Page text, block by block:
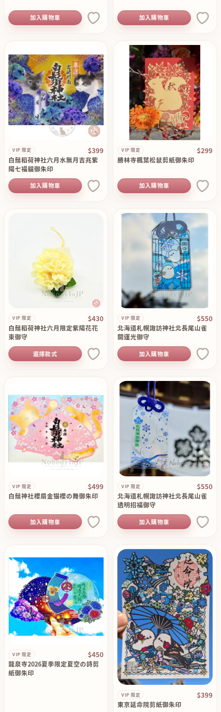
加入購物車 加入購物車
VIP 限定 $399
白鬚稻荷神社六月水無月吉兆紫
陽七福貓御朱印
加入購物車
VIP 限定 $299
勝林寺楓葉松鼠剪紙御朱印
加入購物車
VIP 限定 $430
白鬚稻荷神社六月限定紫陽花花
束御守
選擇款式
VIP 限定 $550
北海道札幌諏訪神社北長尾山雀
開運光御守
加入購物車
VIP 限定 $499
白鬚神社櫻扇金猫櫻の舞御朱印
加入購物車
VIP 限定 $550
北海道札幌諏訪神社北長尾山雀
透明招福御守
加入購物車
VIP 限定 $450
龍泉寺2026夏季限定夏空の詩剪
紙御朱印
VIP 限定 $399
東京延命院剪紙御朱印